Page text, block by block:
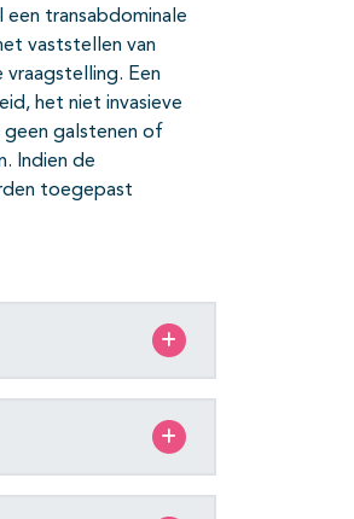
transabdominale
vaststellen van
Een
het niet invasieve
geen galstenen of
Indien de
toegepast